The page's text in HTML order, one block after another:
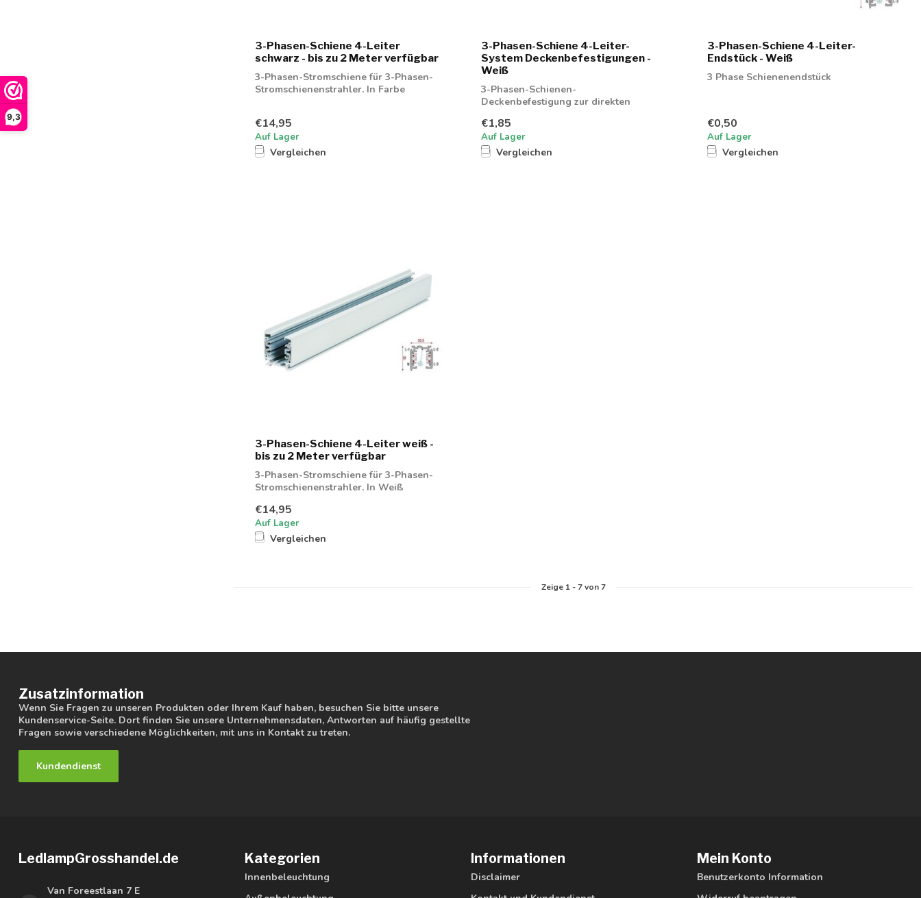
9,3
3-Phasen-Schiene 4-Leiter
schwarz - bis zu 2 Meter verfügbar
3-Phasen-Stromschiene für 3-Phasen-
Stromschienenstrahler. In Farbe
€14,95
Auf Lager
Vergleichen
3-Phasen-Schiene 4-Leiter-
System Deckenbefestigungen -
Weiß
3-Phasen-Schienen-
Deckenbefestigung zur direkten
€1,85
Auf Lager
Vergleichen
3-Phasen-Schiene 4-Leiter-
Endstück - Weiß
3 Phase Schienenendstück
€0,50
Auf Lager
Vergleichen
3-Phasen-Schiene 4-Leiter weiß -
bis zu 2 Meter verfügbar
3-Phasen-Stromschiene für 3-Phasen-
Stromschienenstrahler. In Weiß
€14,95
Auf Lager
Vergleichen
Zeige 1-7von 7
Zusatzinformation
Wenn Sie Fragen zu unseren Produkten oder Ihrem Kauf haben, besuchen Sie bitte unsere
Kundenservice-Seite. Dort finden Sie unsere Unternehmensdaten, Antworten auf häufig gestellte
Fragen sowie verschiedene Möglichkeiten, mit uns in Kontakt zu treten.
Kundendienst
LedlampGrosshandel.de
Van Foreestlaan 7 E
Kategorien
Innenbeleuchtung
Informationen
Disclaimer
Mein Konto
Benutzerkonto Information